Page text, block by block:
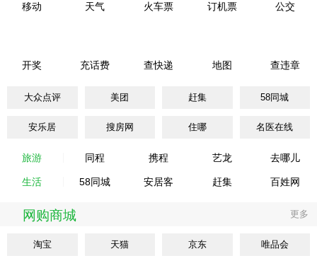
移动 天气 火车票 订机票 公交
开奖 充话费 查快递 地图 查违章
大众点评 美团 赶集 58同城
安乐居 搜房网 住哪 名医在线
旅游 同程 携程 艺龙 去哪儿
生活 58同城 安居客 赶集 百姓网
网购商城 更多
淘宝 天猫 京东 唯品会